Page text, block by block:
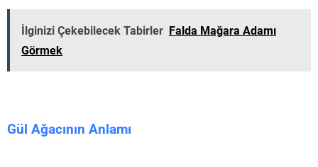
İlginizi Çekebilecek Tabirler Falda Mağara Adamı
Görmek
Gül Ağacının Anlamı